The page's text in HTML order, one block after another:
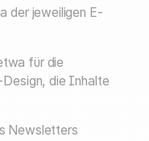
der jeweiligen E-
für die
die Inhalte
Newsletters